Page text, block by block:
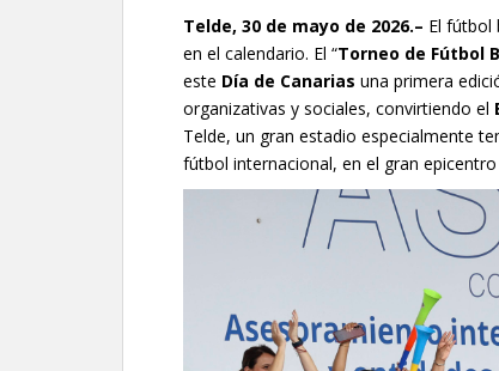
Telde, 30 de mayo de 2026.– El fútbol
en el calendario. El “Torneo de Fútbol
este Día de Canarias una primera
organizativas y sociales, convirtiendo el
Telde, un gran estadio especialmente
fútbol internacional, en el gran